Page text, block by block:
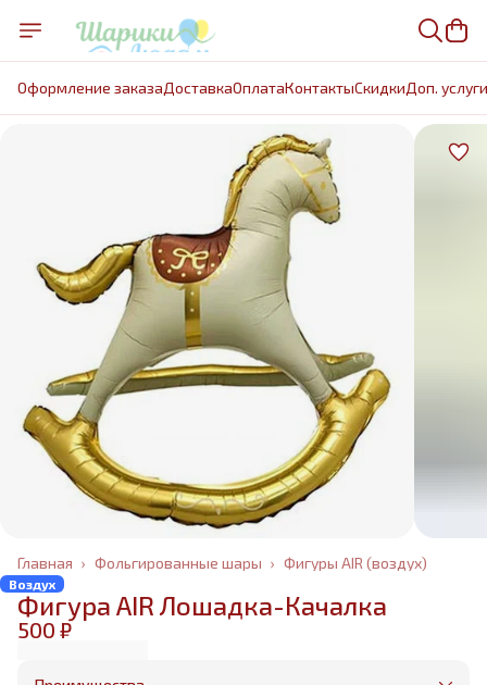
Оформление заказаДоставкаОплатаКонтактыCкидкиДоп. услуги
Фигуры AIR (воздух)
Фольгированные шары ›
Главная ›
Воздух
Фигура AIR Лошадка-Качалка
500 ₽